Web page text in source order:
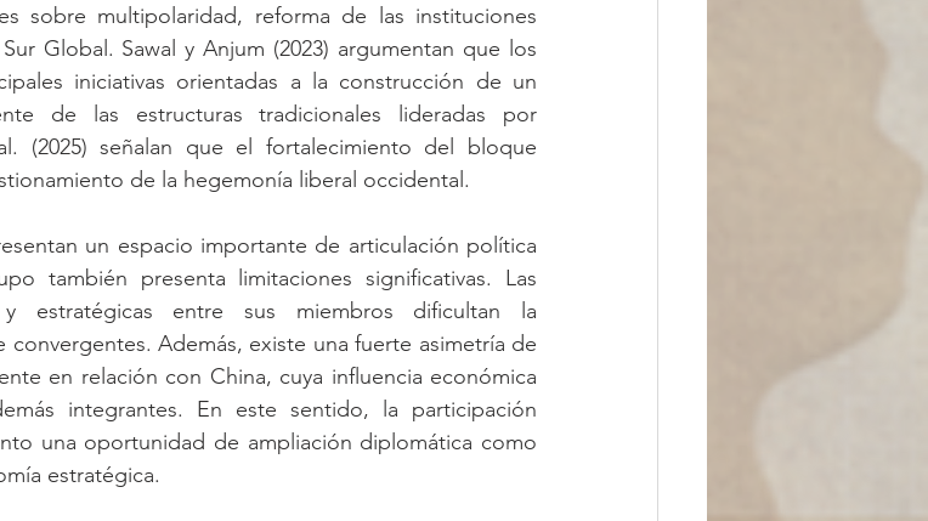
sobre multipolaridad, reforma de las instituciones
Global. Sawal y Anjum (2023) argumentan que los
iniciativas orientadas a la construcción de un
de las estructuras tradicionales lideradas por
(2025) señalan que el fortalecimiento del bloque
de la hegemonía liberal occidental.
un espacio importante de articulación política
también presenta limitaciones significativas. Las
y estratégicas entre sus miembros dificultan la
Además, existe una fuerte asimetría de
en relación con China, cuya influencia económica
integrantes. En este sentido, la participación
una oportunidad de ampliación diplomática como
estratégica.